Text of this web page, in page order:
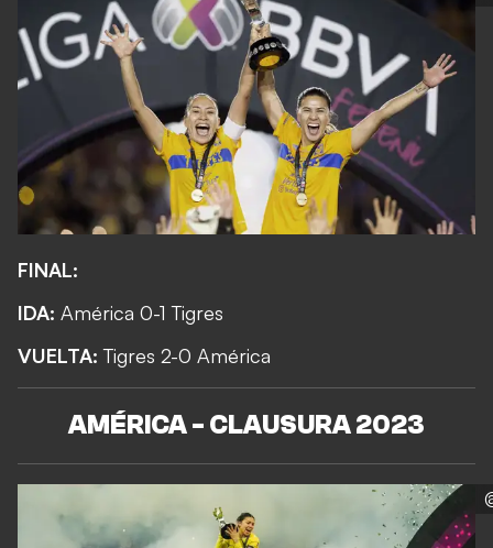
FINAL:
IDA: América 0-1 Tigres
VUELTA:Tigres 2-0 América
AMÉRICA - CLAUSURA 2023